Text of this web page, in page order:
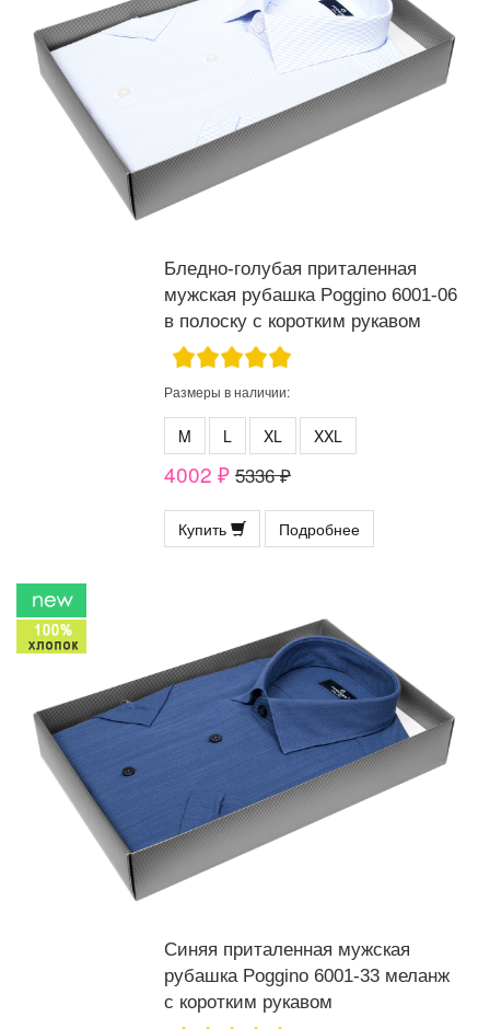
Бледно-голубая приталенная
мужская рубашка Poggino 6001-06
в полоску с коротким рукавом
Размеры в наличии:
M L XL XXL
4002 ₽ 5336 ₽
Купить Подробнее
Синяя приталенная мужская
рубашка Poggino 6001-33 меланж
с коротким рукавом